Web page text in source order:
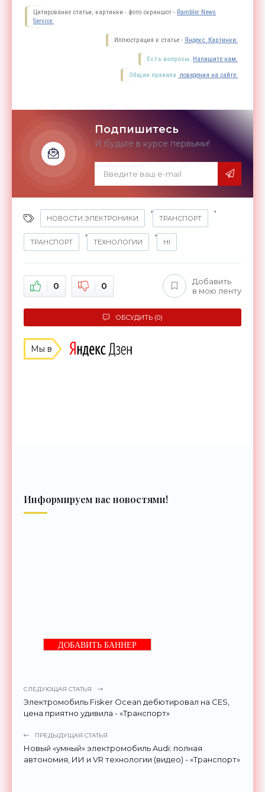
Цитирование статьи, картинки - фото скриншот - Rambler News
Service.
Иллюстрация к статье - Яндекс. Картинки.
Есть вопросы. Напишите нам.
Общие правила поведения на сайте.
Подпишитесь
И будьте в курсе первыми!
НОВОСТИ ЭЛЕКТРОНИКИ
,
ТРАНСПОРТ
,
ТРАНСПОРТ
,
ТЕХНОЛОГИИ
,
HI
0 0
Добавить
в мою ленту
ОБСУДИТЬ (0)
Мы в
Информируем вас новостями!
ДОБАВИТЬ БАННЕР
СЛЕДУЮЩАЯ СТАТЬЯ
Электромобиль Fisker Ocean дебютировал на CES,
цена приятно удивила - «Транспорт»
ПРЕДЫДУЩАЯ СТАТЬЯ
Новый «умный» электромобиль Audi: полная
автономия, ИИ и VR технологии (видео) - «Транспорт»